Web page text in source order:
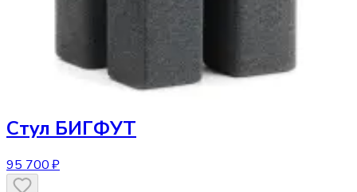
Стул БИГФУТ
95 700 ₽